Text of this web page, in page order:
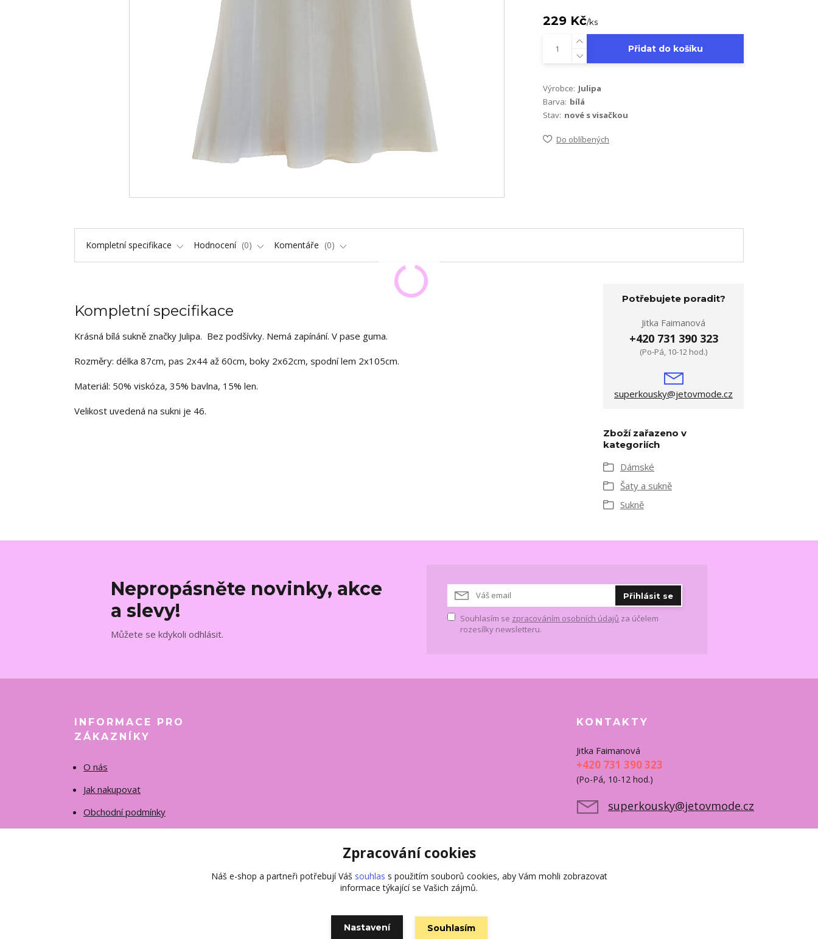
229 Kč/ks
Přidat do košíku
Výrobce: Julipa
Barva: bílá
Stav: nové s visačkou
Do oblíbených
Kompletní specifikace Hodnocení 0 Komentáře 0
Kompletní specifikace
Krásná bílá sukně značky Julipa. Bez podšívky. Nemá zapínání. V pase guma.
Rozměry: délka 87cm, pas 2x44 až 60cm, boky 2x62cm, spodní lem 2x105cm.
Materiál: 50% viskóza, 35% bavlna, 15% len.
Velikost uvedená na sukni je 46.
Potřebujete poradit?
Jitka Faimanová
+420 731 390 323
(Po-Pá, 10-12 hod.)
superkousky@jetovmode.cz
Zboží zařazeno v
kategoriích
Dámské
Šaty a sukně
Sukně
Nepropásněte novinky, akce
a slevy!
Můžete se kdykoli odhlásit.
Přihlásit se
Souhlasím se zpracováním osobních údajů za účelem
rozesílky newsletteru.
INFORMACE PRO
ZÁKAZNÍKY
O nás
Jak nakupovat
Obchodní podmínky
KONTAKTY
Jitka Faimanová
+420 731 390 323
(Po-Pá, 10-12 hod.)
superkousky@jetovmode.cz
Zpracování cookies
Náš e-shop a partneři potřebují Váš souhlas s použitím souborů cookies, aby Vám mohli zobrazovat
informace týkající se Vašich zájmů.
Nastavení Souhlasím